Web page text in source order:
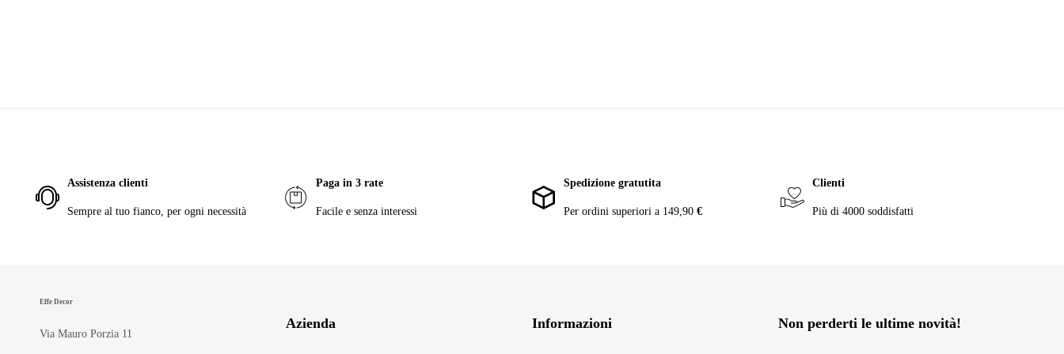
Assistenza clienti
Sempre al tuo fianco, per ogni necessità
Paga in 3 rate
Facile e senza interessi
Spedizione gratutita
Per ordini superiori a 149,90 €
Clienti
Più di 4000 soddisfatti
Effe Decor
Via Mauro Porzia 11
Azienda Informazioni Non perderti le ultime novità!